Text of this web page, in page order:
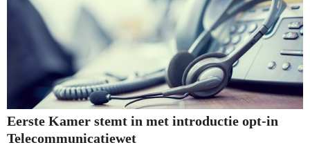
Eerste Kamer stemt in met introductie opt-in
Telecommunicatiewet